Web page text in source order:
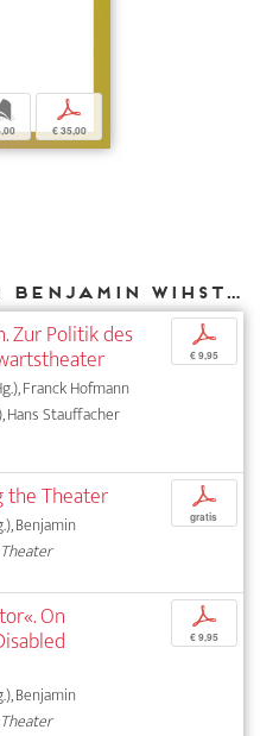
p
€ 35,00
Weitere Texte von Benjamin Wihstutz bei DIAPHANES
Zur Politik des
Franck Hofmann
Hans Stauffacher
p
€ 9,95
the Theater
Benjamin
p
gratis
On
Benjamin
p
€ 9,95